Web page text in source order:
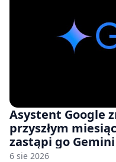
Asystent Google
przyszłym
zastąpi go Gemini
6 sie 2026